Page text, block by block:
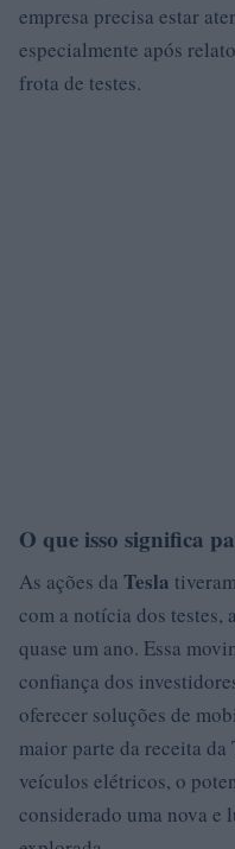
empresa precisa estar
especialmente após
frota de testes.
O que isso significa
As ações da Tesla
com a notícia dos
quase um ano. Essa
confiança dos
oferecer soluções de
maior parte da receita da
veículos elétricos, o
considerado uma nova